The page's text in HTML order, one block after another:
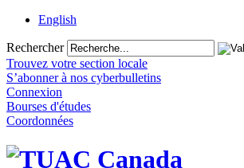
English
Rechercher
Trouvez votre section locale
S’abonner à nos cyberbulletins
Connexion
Bourses d'études
Coordonnées